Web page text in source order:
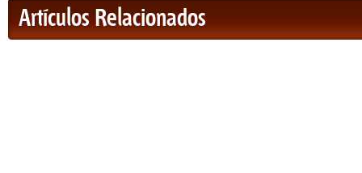
Artículos Relacionados